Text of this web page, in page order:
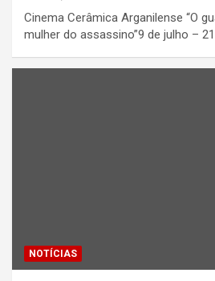
Cinema Cerâmica Arganilense “O
mulher do assassino”9 de julho –
NOTÍCIAS